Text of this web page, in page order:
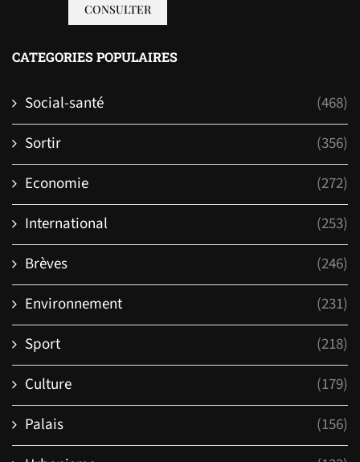
CONSULTER
CATEGORIES POPULAIRES
Social-santé
(468)
Sortir
(356)
Economie
(272)
International
(253)
Brèves
(246)
Environnement
(231)
Sport
(218)
Culture
(179)
Palais
(156)